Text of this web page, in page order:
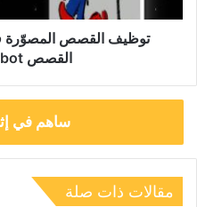
onceuponabot
توظيف القصص المصوّرة
القصص onceuponabot
ساهم في
مقالات ذات صلة